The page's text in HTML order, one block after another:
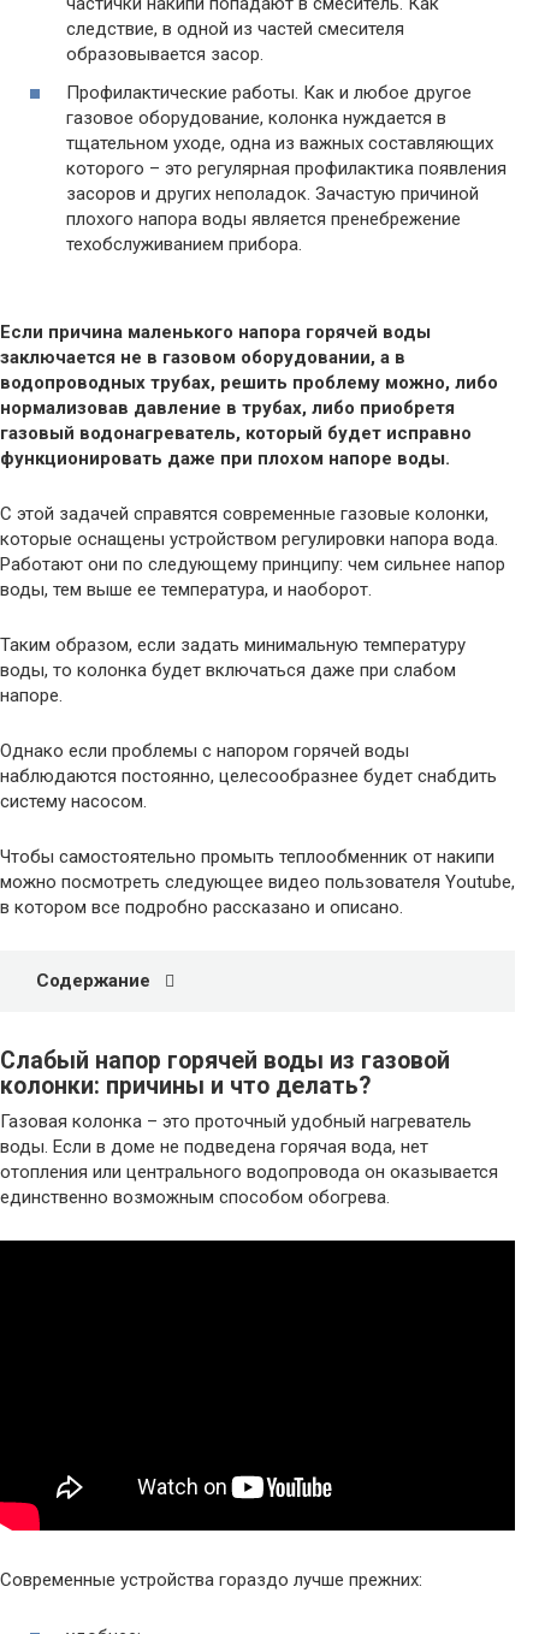
следствие, в одной из частей смесителя
образовывается засор.
Профилактические работы. Как и любое другое
газовое оборудование, колонка нуждается в
тщательном уходе, одна из важных составляющих
которого – это регулярная профилактика появления
засоров и других неполадок. Зачастую причиной
плохого напора воды является пренебрежение
техобслуживанием прибора.
Если причина маленького напора горячей воды
заключается не в газовом оборудовании, а в
водопроводных трубах, решить проблему можно, либо
нормализовав давление в трубах, либо приобретя
газовый водонагреватель, который будет исправно
функционировать даже при плохом напоре воды.
С этой задачей справятся современные газовые колонки,
которые оснащены устройством регулировки напора вода.
Работают они по следующему принципу: чем сильнее напор
воды, тем выше ее температура, и наоборот.
Таким образом, если задать минимальную температуру
воды, то колонка будет включаться даже при слабом
напоре.
Однако если проблемы с напором горячей воды
наблюдаются постоянно, целесообразнее будет снабдить
систему насосом.
Чтобы самостоятельно промыть теплообменник от накипи
можно посмотреть следующее видео пользователя Youtube,
в котором все подробно рассказано и описано.
Содержание
Слабый напор горячей воды из газовой
колонки: причины и что делать?
Газовая колонка – это проточный удобный нагреватель
воды. Если в доме не подведена горячая вода, нет
отопления или центрального водопровода он оказывается
единственно возможным способом обогрева.
Современные устройства гораздо лучше прежних: